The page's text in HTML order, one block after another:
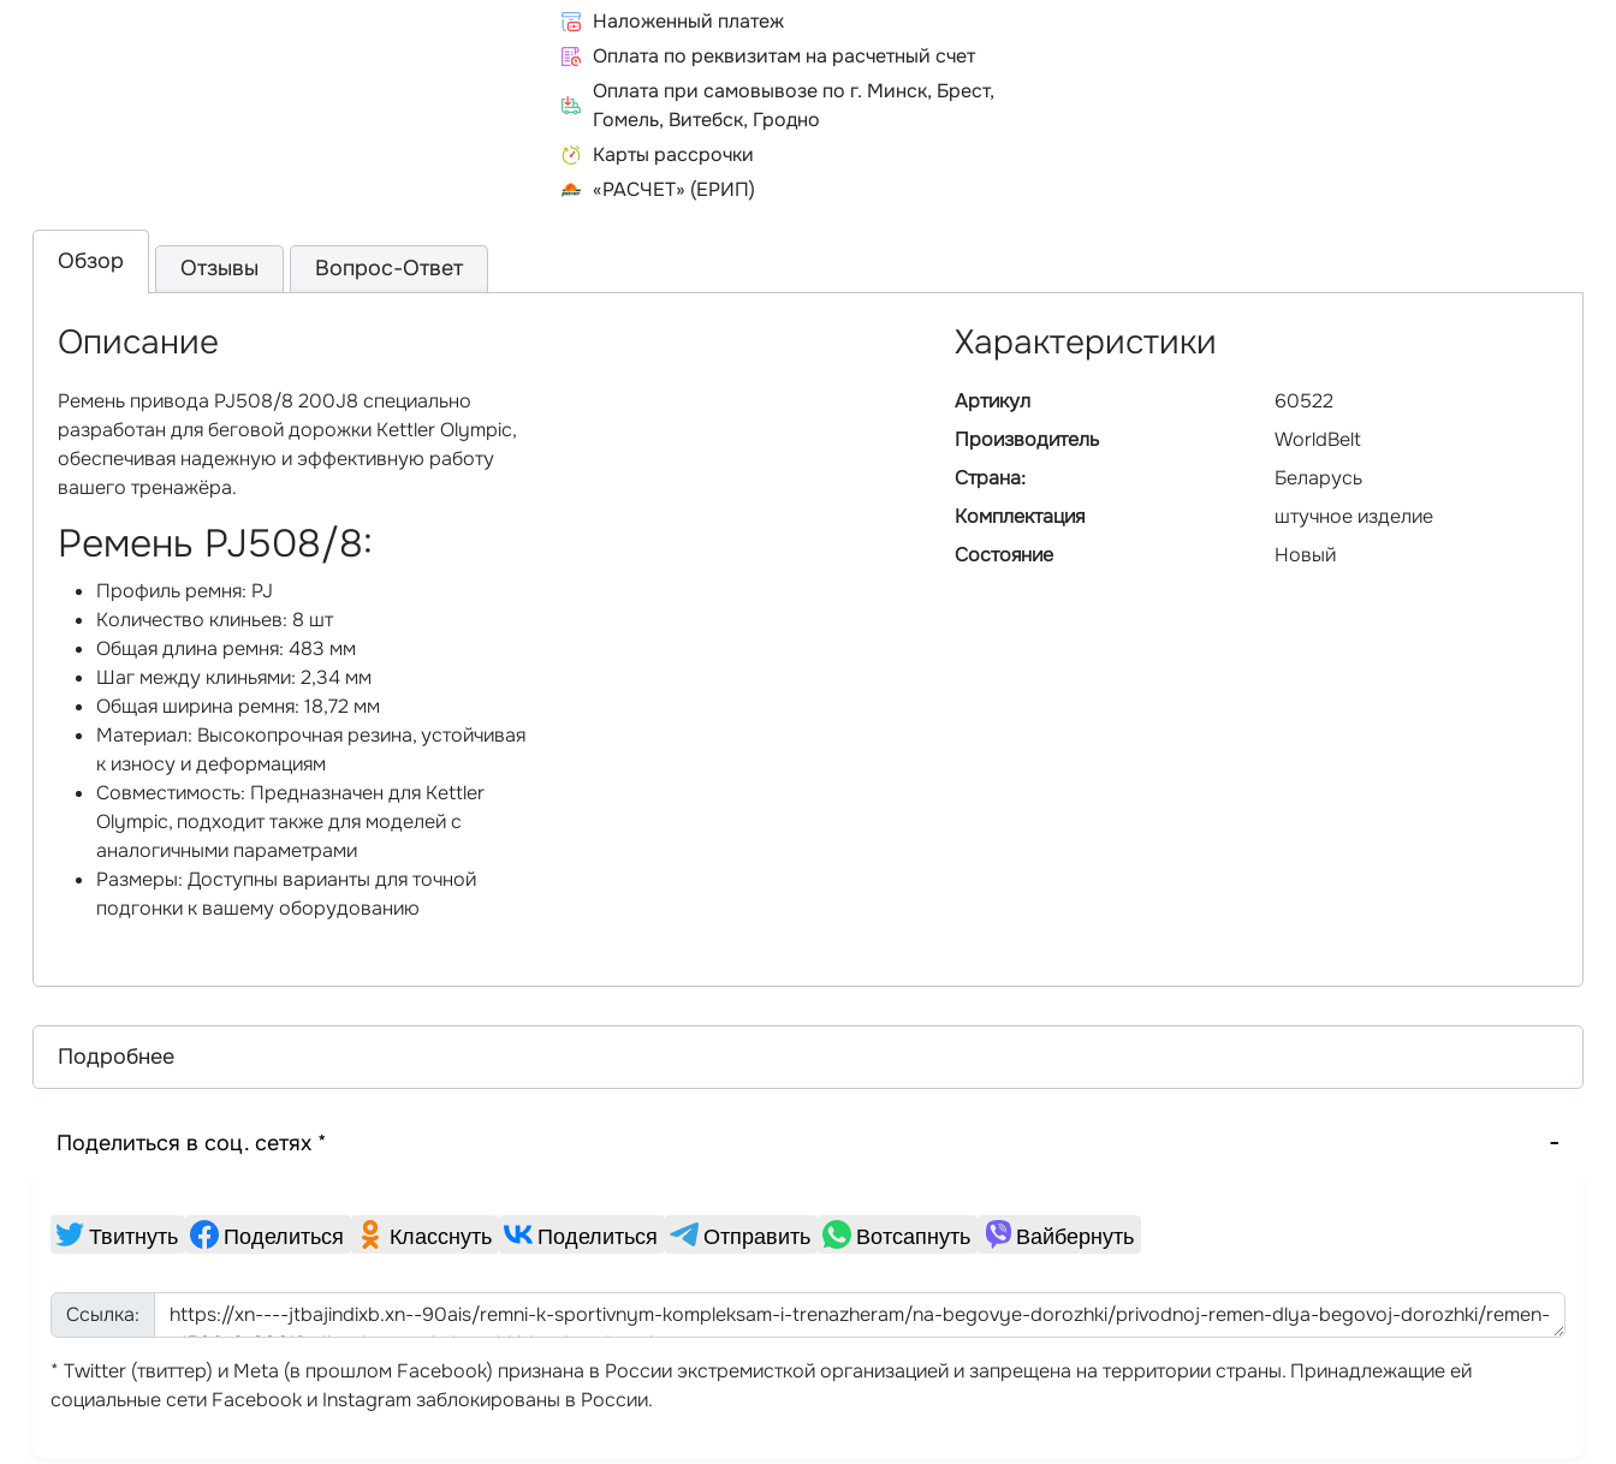
Наложенный платеж
Оплата по реквизитам на расчетный счет
Оплата при самовывозе по г. Минск, Брест,
Гомель, Витебск, Гродно
Карты рассрочки
«РАСЧЕТ» (ЕРИП)
Обзор Отзывы Вопрос-Ответ
Описание
Ремень привода PJ508/8 200J8 специально
разработан для беговой дорожки Kettler Olympic,
обеспечивая надежную и эффективную работу
вашего тренажёра.
Ремень PJ508/8:
Профиль ремня: PJ
Количество клиньев: 8 шт
Общая длина ремня: 483 мм
Шаг между клиньями: 2,34 мм
Общая ширина ремня: 18,72 мм
Материал: Высокопрочная резина, устойчивая
к износу и деформациям
Совместимость: Предназначен для Kettler
Olympic, подходит также для моделей с
аналогичными параметрами
Размеры: Доступны варианты для точной
подгонки к вашему оборудованию
Характеристики
Артикул
60522
Производитель
WorldBelt
Страна:
Беларусь
Комплектация
штучное изделие
Состояние
Новый
Подробнее
Поделиться в соц. сетях *
Твитнуть Поделиться Класснуть Поделиться Отправить Вотсапнуть Вайбернуть
Ссылка:
* Twitter (твиттер) и Meta (в прошлом Facebook) признана в России экстремисткой организацией и запрещена на территории страны. Принадлежащие ей
социальные сети Facebook и Instagram заблокированы в России.